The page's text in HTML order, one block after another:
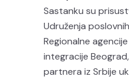
Sastanku su
Udruženja
Regionalne
integracije
partnera iz Srbije